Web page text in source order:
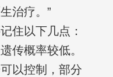
治疗。”
住以下几点：
传概率较低。
以控制，部分